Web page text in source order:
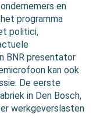
en
programma
politici,
BNR presentator
kan ook
De eerste
in Den Bosch,
werkgeverslasten